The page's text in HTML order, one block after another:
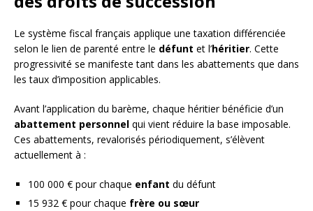
Le système fiscal français applique une taxation différenciée
selon le lien de parenté entre le défunt et l’héritier. Cette
progressivité se manifeste tant dans les abattements que dans
les taux d’imposition applicables.
Avant l’application du barème, chaque héritier bénéficie d’un
abattement personnel qui vient réduire la base imposable.
Ces abattements, revalorisés périodiquement, s’élèvent
actuellement à :
100 000 € pour chaque enfant du défunt
15 932 € pour chaque frère ou sœur